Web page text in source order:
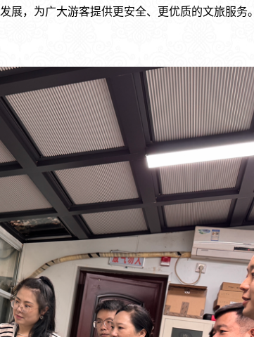
展，为广大游客提供更安全、更优质的文旅服务。